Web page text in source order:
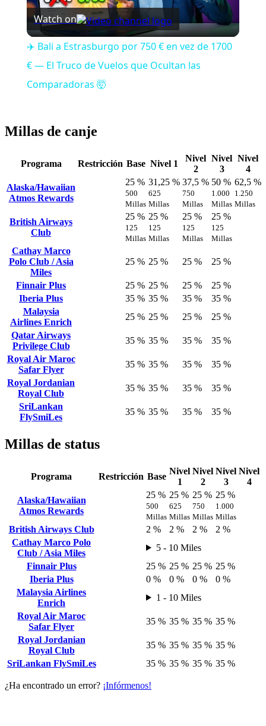
Video
Watch on
✈️ Bali a Estrasburgo por 750 € en vez de 1700
€ — El Truco de Vuelos que Ocultan las
Comparadoras 🤯
Millas de canje
Programa Restricción Base Nivel 1
Nivel
2
Nivel
3
Nivel
4
Alaska/Hawaiian
Atmos Rewards
25 %
500
Millas
31,25 %
625
Millas
37,5 %
750
Millas
50 %
1.000
Millas
62,5 %
1.250
Millas
British Airways
Club
25 %
125
Millas
25 %
125
Millas
25 %
125
Millas
25 %
125
Millas
Cathay Marco
Polo Club / Asia
Miles
25 % 25 % 25 % 25 %
Finnair Plus 25 % 25 % 25 %
25 %
Iberia Plus
35 % 35 % 35 %
35 %
Malaysia
Airlines Enrich
25 % 25 % 25 %
25 %
Qatar Airways
Privilege Club
35 % 35 % 35 %
35 %
Royal Air Maroc
Safar Flyer
35 % 35 % 35 %
35 %
Royal Jordanian
Royal Club
35 % 35 % 35 %
35 %
SriLankan
FlySmiLes
35 % 35 % 35 % 35 %
Millas de status
Programa Restricción Base
Nivel
1
Nivel
2
Nivel
3
Nivel
4
Alaska/Hawaiian
Atmos Rewards
25 %
500
Millas
25 %
625
Millas
25 %
750
Millas
25 %
1.000
Millas
British Airways Club 2 % 2 % 2 %
2 %
Cathay Marco Polo
Club / Asia Miles
5 - 10 Miles
Finnair Plus
25 % 25 % 25 % 25 %
Iberia Plus
0 % 0 % 0 %
0 %
Malaysia Airlines
Enrich
1 - 10 Miles
Royal Air Maroc
Safar Flyer
35 % 35 % 35 % 35 %
Royal Jordanian
Royal Club
35 % 35 % 35 % 35 %
SriLankan FlySmiLes
35 % 35 % 35 % 35 %
¿Ha encontrado un error? ¡Infórmenos!